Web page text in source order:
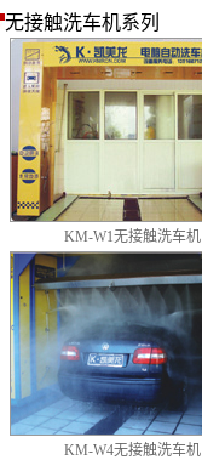
无接触洗车机系列
KM-W1无接触洗车机
KM-W4无接触洗车机